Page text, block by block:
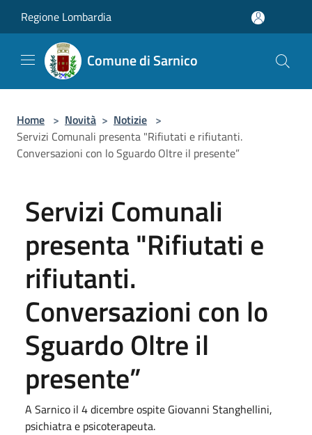
Regione Lombardia
Comune di Sarnico
Home > Novità > Notizie >
Servizi Comunali presenta "Rifiutati e rifiutanti.
Conversazioni con lo Sguardo Oltre il presente”
Servizi Comunali
presenta "Rifiutati e
rifiutanti.
Conversazioni con lo
Sguardo Oltre il
presente”
A Sarnico il 4 dicembre ospite Giovanni Stanghellini,
psichiatra e psicoterapeuta.